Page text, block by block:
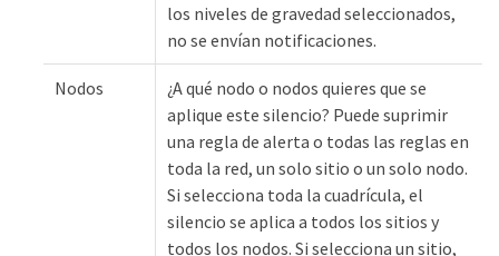
los niveles de gravedad seleccionados,
no se envían notificaciones.
Nodos
¿A qué nodo o nodos quieres que se
aplique este silencio? Puede suprimir
una regla de alerta o todas las reglas en
toda la red, un solo sitio o un solo nodo.
Si selecciona toda la cuadrícula, el
silencio se aplica a todos los sitios y
todos los nodos. Si selecciona un sitio,